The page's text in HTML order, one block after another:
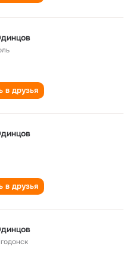
в друзья
в друзья